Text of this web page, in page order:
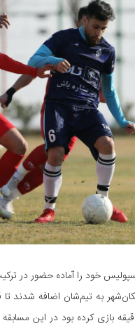
خود را آماده حضور در
به تیم‌شان اضافه شدند تا
بازی کرده بود در این